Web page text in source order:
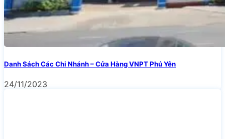
Danh Sách Các Chi Nhánh – Cửa Hàng VNPT Phú Yên
24/11/2023